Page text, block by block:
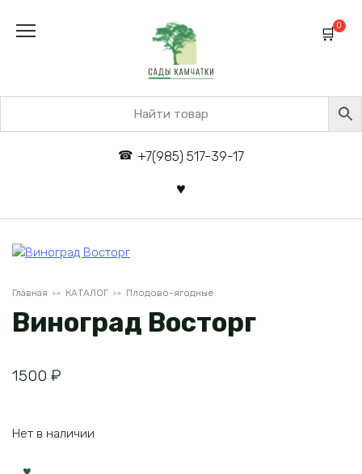
+7(985) 517-39-17
0
Главная КАТАЛОГ Плодово-ягодные
Виноград Восторг
1500 ₽
Нет в наличии